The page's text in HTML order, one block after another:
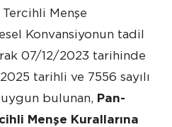
Menşe
Konvansiyonun tadil
07/12/2023 tarihinde
tarihli ve 7556 sayılı
uygun bulunan, Pan-
Menşe Kurallarına